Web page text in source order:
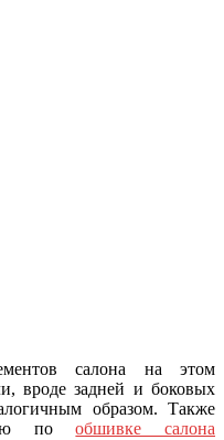
салона на этом
вроде задней и боковых
образом. Также
пообшивке салона